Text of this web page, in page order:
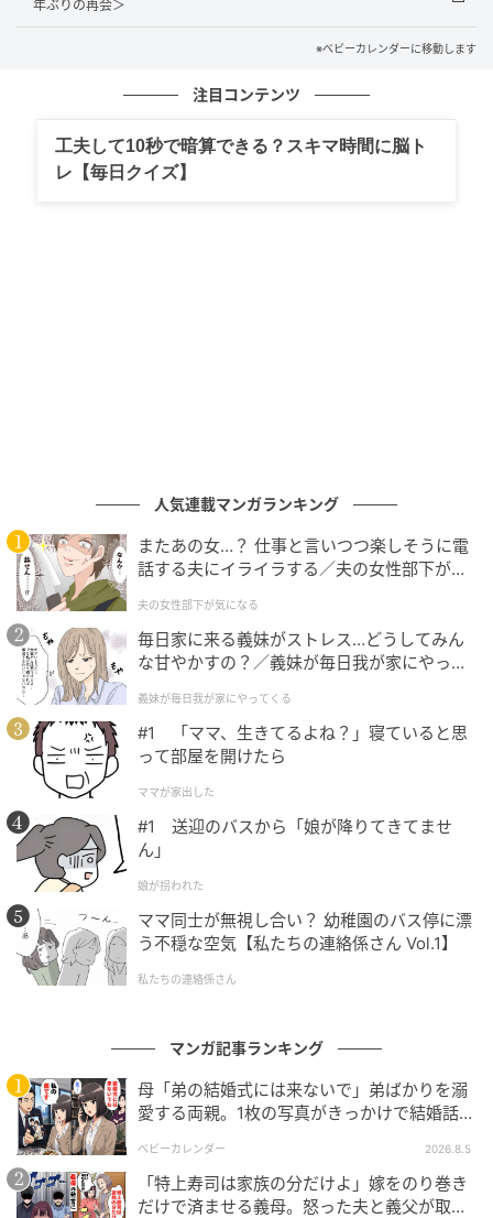
時期：2026年3月）
ムーンカレンダー編集室では、女性の体を知って、毎
月をもっとラクに快適に、女性の一生をサポートする
ラクに楽しくなりますように！
の記事をもっとみる
年ぶりの再会＞
※ベビーカレンダーに移動します
注目コンテンツ
工夫して10秒で暗算できる？スキマ時間に脳ト
レ【毎日クイズ】
人気連載マンガランキング
またあの女…？ 仕事と言いつつ楽しそうに電
話する夫にイライラする／夫の女性部下が気
夫の女性部下が気になる
毎日家に来る義妹がストレス…どうしてみん
な甘やかすの？／義妹が毎日我が家にやって
が】
義妹が毎日我が家にやってくる
#1 「ママ、生きてるよね？」寝ていると思
って部屋を開けたら
ママが家出した
#1 送迎のバスから「娘が降りてきてませ
ん」
娘が拐われた
ママ同士が無視し合い？ 幼稚園のバス停に漂
う不穏な空気【私たちの連絡係さん Vol.1】
私たちの連絡係さん
マンガ記事ランキング
母「弟の結婚式には来ないで」弟ばかりを溺
愛する両親。1枚の写真がきっかけで結婚話が
ベビーカレンダー 2026.8.5
「特上寿司は家族の分だけよ」嫁をのり巻き
だけで済ませる義母。怒った夫と義父が取っ